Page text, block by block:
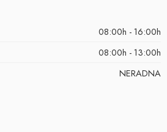
08:00h - 16:00h
08:00h - 13:00h
NERADNA